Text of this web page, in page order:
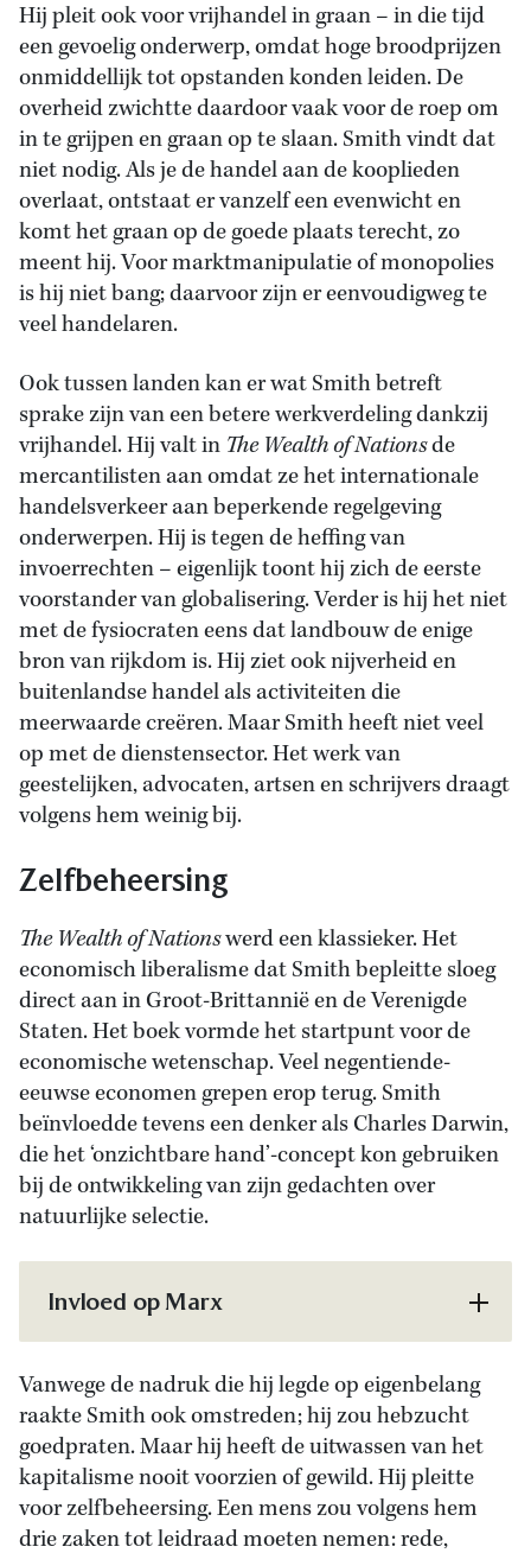
Hij pleit ook voor vrijhandel in graan – in die tijd
een gevoelig onderwerp, omdat hoge broodprijzen
onmiddellijk tot opstanden konden leiden. De
overheid zwichtte daardoor vaak voor de roep om
in te grijpen en graan op te slaan. Smith vindt dat
niet nodig. Als je de handel aan de kooplieden
overlaat, ontstaat er vanzelf een evenwicht en
komt het graan op de goede plaats terecht, zo
meent hij. Voor marktmanipulatie of monopolies
is hij niet bang; daarvoor zijn er eenvoudigweg te
veel handelaren.
Ook tussen landen kan er wat Smith betreft
sprake zijn van een betere werkverdeling dankzij
vrijhandel. Hij valt in The Wealth of Nationsde
mercantilisten aan omdat ze het internationale
handelsverkeer aan beperkende regelgeving
onderwerpen. Hij is tegen de heffing van
invoerrechten – eigenlijk toont hij zich de eerste
voorstander van globalisering. Verder is hij het niet
met de fysiocraten eens dat landbouw de enige
bron van rijkdom is. Hij ziet ook nijverheid en
buitenlandse handel als activiteiten die
meerwaarde creëren. Maar Smith heeft niet veel
op met de dienstensector. Het werk van
geestelijken, advocaten, artsen en schrijvers draagt
volgens hem weinig bij.
Zelfbeheersing
The Wealth of Nationswerd een klassieker. Het
economisch liberalisme dat Smith bepleitte sloeg
direct aan in Groot-Brittannië en de Verenigde
Staten. Het boek vormde het startpunt voor de
economische wetenschap. Veel negentiende-
eeuwse economen grepen erop terug. Smith
beïnvloedde tevens een denker als Charles Darwin,
die het ‘onzichtbare hand’-concept kon gebruiken
bij de ontwikkeling van zijn gedachten over
natuurlijke selectie.
Invloed op Marx
Vanwege de nadruk die hij legde op eigenbelang
raakte Smith ook omstreden; hij zou hebzucht
goedpraten. Maar hij heeft de uitwassen van het
kapitalisme nooit voorzien of gewild. Hij pleitte
voor zelfbeheersing. Een mens zou volgens hem
drie zaken tot leidraad moeten nemen: rede,